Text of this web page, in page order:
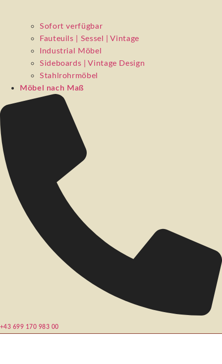
Sofort verfügbar
Fauteuils | Sessel | Vintage
Industrial Möbel
Sideboards | Vintage Design
Stahlrohrmöbel
Möbel nach Maß
+43 699 170 983 00